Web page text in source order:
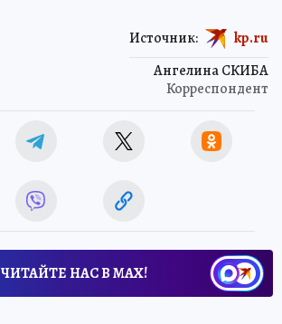
Ангелина СКИБА
Корреспондент
Источник: kp.ru
ЧИТАЙТЕ НАС В МАХ!